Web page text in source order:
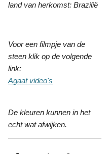
land van herkomst: Brazilië
Voor een filmpje van de
steen klik op de volgende
link:
Agaat video's
De kleuren kunnen in het
echt wat afwijken.